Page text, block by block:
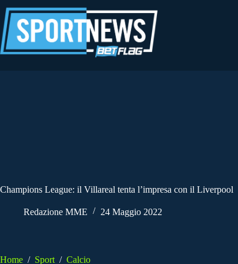
al
contenuto
Champions League: il Villareal tenta l’impresa con il Liverpool
Redazione MME 24 Maggio 2022
Home / Sport / Calcio